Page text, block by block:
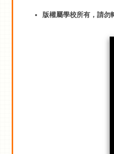
版權屬學校所有，請勿